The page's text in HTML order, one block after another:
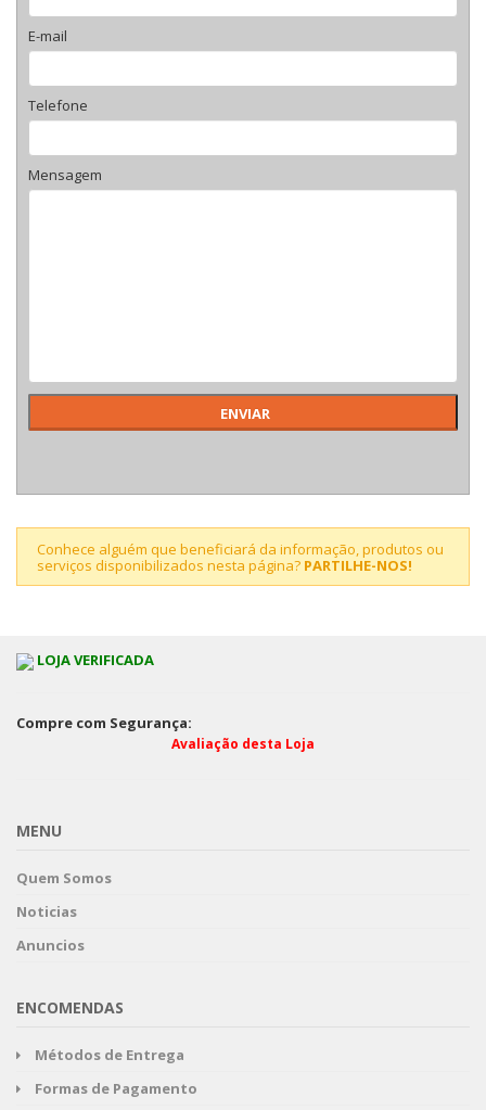
E-mail
Telefone
Mensagem
Conhece alguém que beneficiará da informação, produtos ou
serviços disponibilizados nesta página? PARTILHE-NOS!
LOJA VERIFICADA
Compre com Segurança:
Avaliação desta Loja
MENU
Quem Somos
Noticias
Anuncios
ENCOMENDAS
Métodos de Entrega
Formas de Pagamento